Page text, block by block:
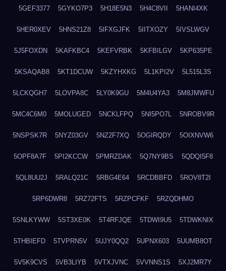
5GEF3377 5GYKO7P3 5H18E5N3 5H4C8VII 5HANI4XK
5HER0XEV 5HNS21Z8 5IFXGJFK 5IITXOZY 5IVSLWGV
5J5FOXDN 5KAFKBC4 5KEFVRBK 5KFBILGV 5KP635PE
5KSAQAB8 5KT1DCUW 5KZYHXKG 5L1KPI2V 5L515L3S
5LCKQGH7 5LOVPA8C 5LY0K9GU 5M4U4YA3 5M8JMWFU
5MC4C6M0 5MOLUGED 5NCKLFPQ 5NI5PO7L 5NROBV9R
5NSPSK7R 5NYZ03GV 5NZ2F7XQ 5OGIRQDY 5OIXNVW6
5OPF8A7F 5PI2KCCW 5PMRZDAK 5Q7NY9BS 5QDQI5F8
5QL8UU2J 5RALQ21C 5RBG4E64 5RCDBBFD 5ROV8T2I
5RP6DWR8 5RZ72FTS 5RZPCFKF 5RZQDHMO
5SNLKYWW 5ST3XE0K 5T4RFJQE 5TDWI9U5 5TDWKNIX
5THBIEFD 5TVPRN5V 5UJY0QQ2 5UPNX603 5UUMB8OT
5V5K9CVS 5VB3LIYB 5VTXJVNC 5VVNNS1S 5XJ2MR7Y